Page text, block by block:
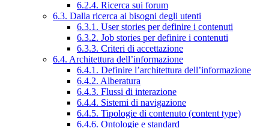
6.2.4. Ricerca sui forum
6.3. Dalla ricerca ai bisogni degli utenti
6.3.1. User stories per definire i contenuti
6.3.2. Job stories per definire i contenuti
6.3.3. Criteri di accettazione
6.4. Architettura dell’informazione
6.4.1. Definire l’architettura dell’informazione
6.4.2. Alberatura
6.4.3. Flussi di interazione
6.4.4. Sistemi di navigazione
6.4.5. Tipologie di contenuto (content type)
6.4.6. Ontologie e standard